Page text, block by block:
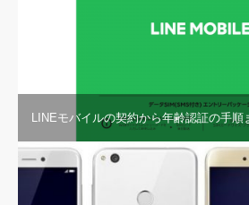
LINEモバイルの契約から年齢認証の手順